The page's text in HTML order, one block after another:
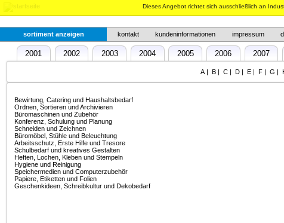
Dieses Angebot richtet sich ausschließlich an
sortiment anzeigen kontakt kundeninformationen impressum
2001 2002 2003 2004 2005 2006 2007
A| B| C| D| E| F| G
Bewirtung, Catering und Haushaltsbedarf
Ordnen, Sortieren und Archivieren
Büromaschinen und Zubehör
Konferenz, Schulung und Planung
Schneiden und Zeichnen
Büromöbel, Stühle und Beleuchtung
Arbeitsschutz, Erste Hilfe und Tresore
Schulbedarf und kreatives Gestalten
Heften, Lochen, Kleben und Stempeln
Hygiene und Reinigung
Speichermedien und Computerzubehör
Papiere, Etiketten und Folien
Geschenkideen, Schreibkultur und Dekobedarf